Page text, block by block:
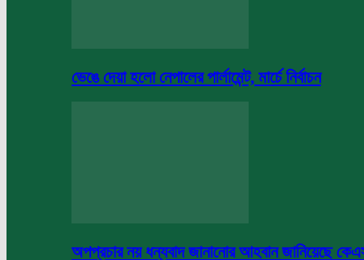
ভেঙে দেয়া হলো নেপালের পার্লামেন্ট, মার্চে নির্বাচন
অপপ্রচার নয় ধন্যবাদ জানানোর আহবান জানিয়েছে